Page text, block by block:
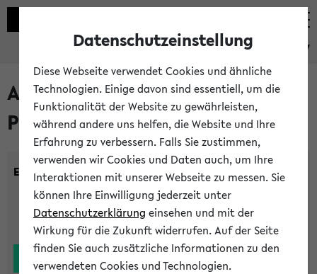
eKVV
Alle noch stattfindenden
Prüfungen
Einrichtung:
Datenschutzeinstellung
Diese Webseite verwendet Cookies und ähnliche
Technologien. Einige davon sind essentiell, um die
Funktionalität der Website zu gewährleisten,
während andere uns helfen, die Website und Ihre
Erfahrung zu verbessern. Falls Sie zustimmen,
verwenden wir Cookies und Daten auch, um Ihre
Interaktionen mit unserer Webseite zu messen. Sie
können Ihre Einwilligung jederzeit unter
Datenschutzerklärung einsehen und mit der
Wirkung für die Zukunft widerrufen. Auf der Seite
finden Sie auch zusätzliche Informationen zu den
verwendeten Cookies und Technologien.